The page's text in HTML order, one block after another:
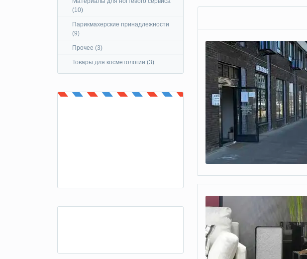
(10)
Парикмахерские принадлежности
(9)
Прочее (3)
Товары для косметологии (3)